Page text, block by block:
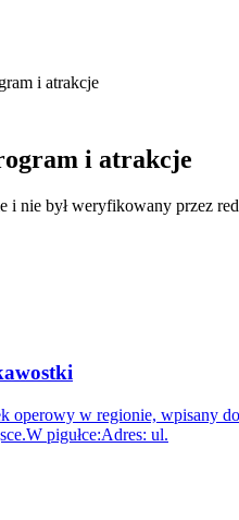
i atrakcje
i atrakcje
i nie był weryfikowany przez
w regionie, wpisany
pigułce:Adres: ul.